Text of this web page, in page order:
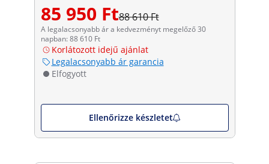
85 950 Ft88 610 Ft
A legalacsonyabb ár a kedvezményt megelőző 30
napban: 88 610 Ft
Korlátozott idejű ajánlat
Legalacsonyabb ár garancia
Elfogyott
Ellenőrizze készletet